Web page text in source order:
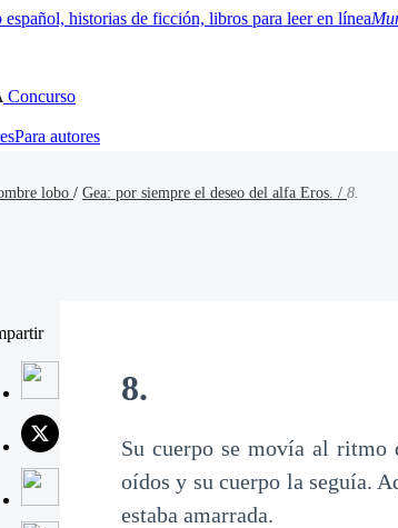
Concurso
Para autores
lobo / Gea: por siempre el deseo del alfa Eros. / 8.
8.
Su cuerpo se movía al ritmo
oídos y su cuerpo la seguía.
estaba amarrada.